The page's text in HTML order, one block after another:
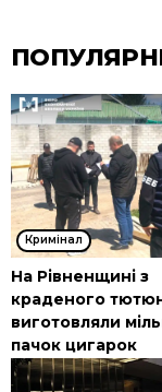
Кримінал
На Рівненщині з
краденого
виготовляли
пачок цигарок